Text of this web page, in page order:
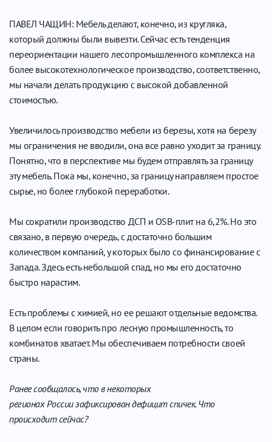
ПАВЕЛ ЧАЩИН: Мебель делают, конечно, из кругляка,
который должны были вывезти. Сейчас есть тенденция
переориентации нашего лесопромышленного комплекса на
более высокотехнологическое производство, соответственно,
мы начали делать продукцию с высокой добавленной
стоимостью.
Увеличилось производство мебели из березы, хотя на березу
мы ограничения не вводили, она все равно уходит за границу.
Понятно, что в перспективе мы будем отправлять за границу
эту мебель. Пока мы, конечно, за границу направляем простое
сырье, но более глубокой переработки.
Мы сократили производство ДСП и OSB-плит на 6,2%. Но это
связано, в первую очередь, с достаточно большим
количеством компаний, у которых было со финансирование с
Запада. Здесь есть небольшой спад, но мы его достаточно
быстро нарастим.
Есть проблемы с химией, но ее решают отдельные ведомства.
В целом если говорить про лесную промышленность, то
комбинатов хватает. Мы обеспечиваем потребности своей
страны.
Ранее сообщалось, что в некоторых
регионах России зафиксирован дефицит спичек. Что
происходит сейчас?